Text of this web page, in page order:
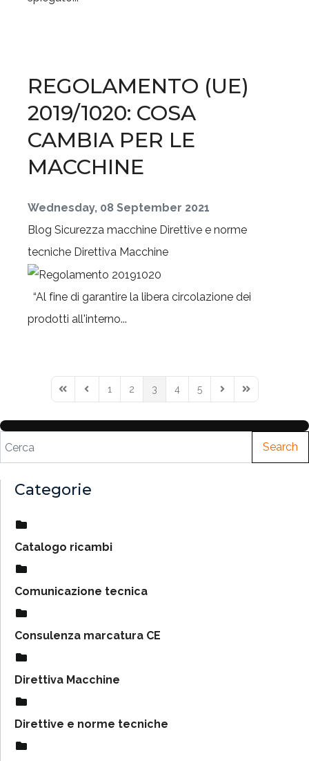
REGOLAMENTO (UE)
2019/1020: COSA
CAMBIA PER LE
MACCHINE
Wednesday, 08 September 2021
Blog Sicurezza macchine Direttive e norme
tecniche Direttiva Macchine
“Al fine di garantire la libera circolazione dei
prodotti all'interno...
1 2 3 4 5
Search
Categorie
Catalogo ricambi
Comunicazione tecnica
Consulenza marcatura CE
Direttiva Macchine
Direttive e norme tecniche